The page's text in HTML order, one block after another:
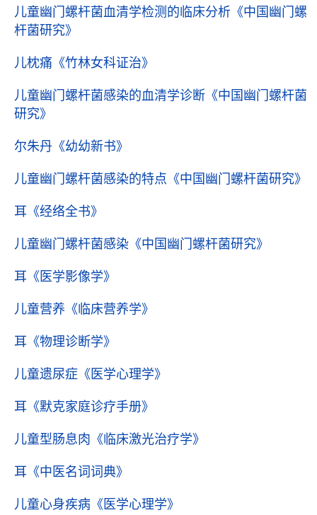
儿童幽门螺杆菌血清学检测的临床分析 《中国幽门螺
杆菌研究》
儿枕痛 《竹林女科证治》
儿童幽门螺杆菌感染的血清学诊断 《中国幽门螺杆菌
研究》
尔朱丹 《幼幼新书》
儿童幽门螺杆菌感染的特点 《中国幽门螺杆菌研究》
耳 《经络全书》
儿童幽门螺杆菌感染 《中国幽门螺杆菌研究》
耳 《医学影像学》
儿童营养 《临床营养学》
耳 《物理诊断学》
儿童遗尿症 《医学心理学》
耳 《默克家庭诊疗手册》
儿童型肠息肉 《临床激光治疗学》
耳 《中医名词词典》
儿童心身疾病 《医学心理学》